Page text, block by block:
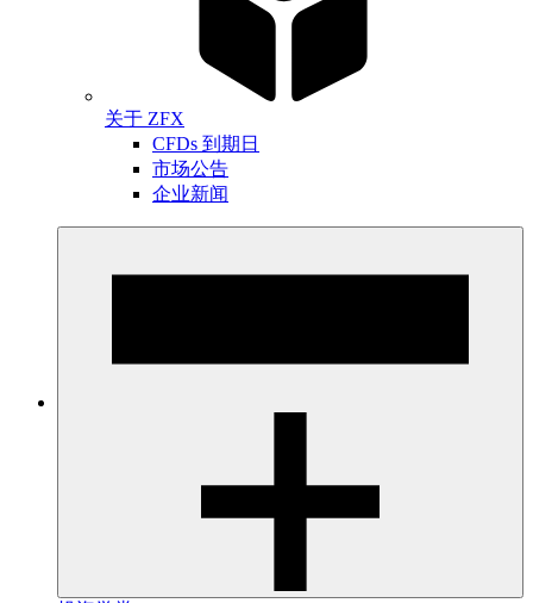
关于 ZFX
CFDs 到期日
市场公告
企业新闻